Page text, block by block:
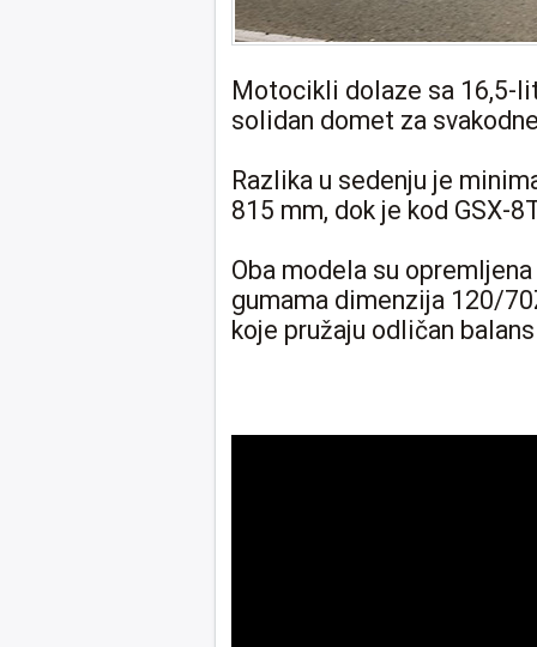
Motocikli dolaze sa 16,5-
solidan domet za
Razlika u sedenju je
815 mm, dok je kod GSX-
Oba modela su
gumama dimenzija 120/
koje pružaju odličan